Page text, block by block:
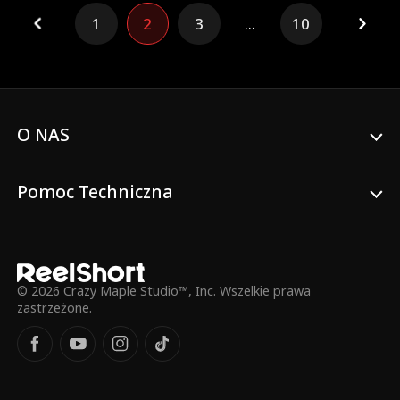
niewidocznym dla paparazzich i
ignorowanym przez własną rodzinę. Kiedy
na horyzoncie pojawia się dawna, wielka
musi zrobić coś niewyobrażalnego dla
1 2 3 ... 10
O NAS
Pomoc Techniczna
© 2026 Crazy Maple Studio™, Inc. Wszelkie prawa
zastrzeżone.